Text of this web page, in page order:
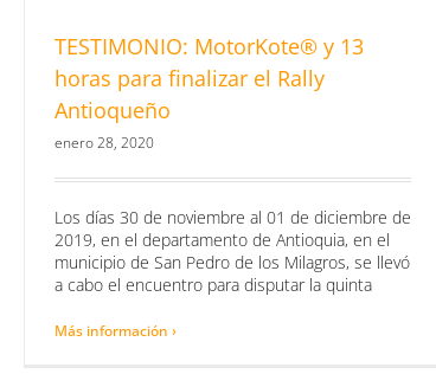
TESTIMONIO: MotorKote® y 13
horas para finalizar el Rally
Antioqueño
enero 28, 2020
Los días 30 de noviembre al 01 de diciembre de
2019, en el departamento de Antioquia, en el
municipio de San Pedro de los Milagros, se llevó
a cabo el encuentro para disputar la quinta
Más información ›